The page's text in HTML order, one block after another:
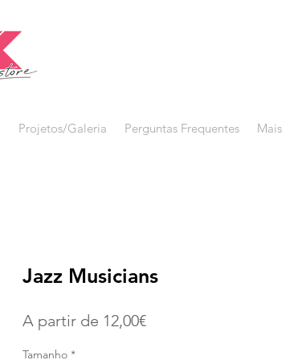
Projetos/Galeria Perguntas Frequentes Mais
Jazz Musicians
A partir de 12,00€Preço
Tamanho *